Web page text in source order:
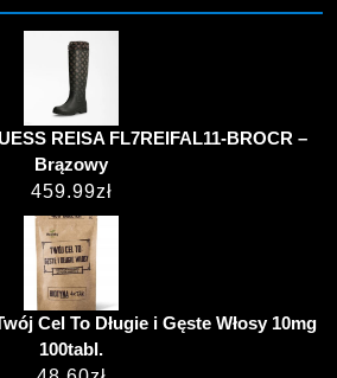
REISA FL7REIFAL11-BROCR –
Brązowy
459.99zł
Cel To Długie i Gęste Włosy 10mg
100tabl.